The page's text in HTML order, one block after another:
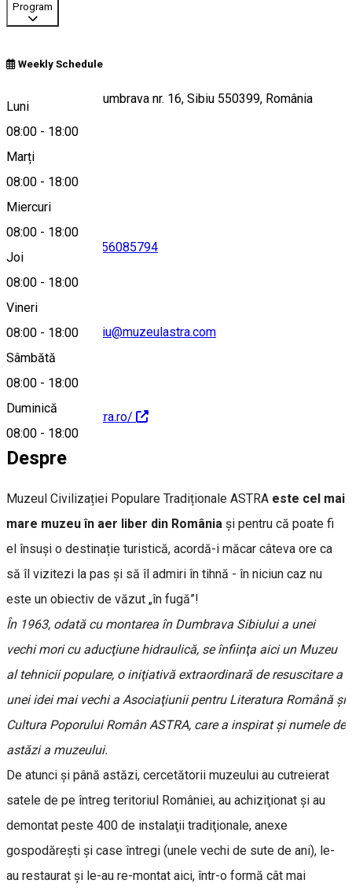
Program
Weekly Schedule
Luni
08:00 - 18:00
Marți
08:00 - 18:00
Miercuri
08:00 - 18:00
Joi
08:00 - 18:00
Vineri
08:00 - 18:00
Sâmbătă
08:00 - 18:00
Duminică
08:00 - 18:00
Strada Pădurea Dumbrava nr. 16, Sibiu 550399, România
Hartă
0756085794
muzeograf.serviciu@muzeulastra.com
https://muzeulastra.ro/
Despre
Muzeul Civilizației Populare Tradiționale ASTRA este cel mai
mare muzeu în aer liber din România şi pentru că poate fi
el însuși o destinație turistică, acordă-i măcar câteva ore ca
să îl vizitezi la pas şi să îl admiri în tihnă - în niciun caz nu
este un obiectiv de văzut „în fugă”!
În 1963, odată cu montarea în Dumbrava Sibiului a unei
vechi mori cu aducţiune hidraulică, se înfiinţa aici un Muzeu
al tehnicii populare, o iniţiativă extraordinară de resuscitare a
unei idei mai vechi a Asociaţiunii pentru Literatura Română şi
Cultura Poporului Român ASTRA, care a inspirat şi numele de
astăzi a muzeului.
De atunci şi până astăzi, cercetătorii muzeului au cutreierat
satele de pe întreg teritoriul României, au achiziţionat şi au
demontat peste 400 de instalaţii tradiţionale, anexe
gospodăreşti şi case întregi (unele vechi de sute de ani), le-
au restaurat şi le-au re-montat aici, într-o formă cât mai